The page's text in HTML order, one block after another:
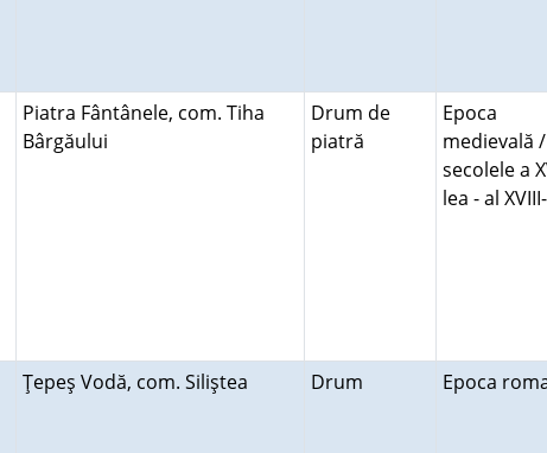
Piatra Fântânele, com. Tiha
Bârgăului
Drum de
piatră
Epoca
medievală /
secolele a
lea - al
Ţepeş Vodă, com. Siliştea Drum Epoca